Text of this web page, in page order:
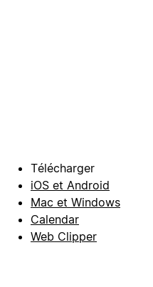
Télécharger
iOS et Android
Mac et Windows
Calendar
Web Clipper